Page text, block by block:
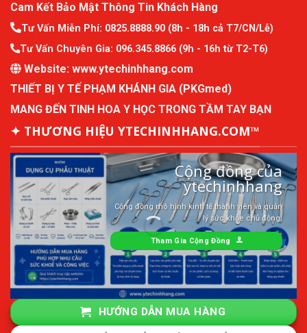
Cam Kết Bảo Mật Thông Tin Khách Hàng
Tư Vấn Miễn Phí: 0825.8888.90 (8h - 18h cả T7/CN/Lễ)
Tư Vấn Chuyên Gia: 096.345.8866 (9h - 16h từ T2-T6)
Website: www.ytechinhhang.com
THIẾT BỊ Y TẾ PHẠM KHÁNH GIA (PKGmed)
MANG ĐẾN TINH HOA Y HỌC TRONG TẦM TAY BẠN
✦ THƯƠNG HIỆU YTECHINHHANG.COM™
Cộng đồng của
ytechinhhang
Cộng đồng mô hình kinh tế thành viên và quản
lý sức khỏe chủ động.
Tham Gia Cộng Đồng
HƯỚNG DẪN MUA HÀNG